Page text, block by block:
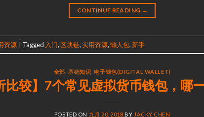
CONTINUE READING →
资源 Tagged 入门,区块链,实用资源,懒人包, 新手
全部 ,基础知识 ,电子钱包(DIGITAL WALLET)
比较】7个常见虚拟货币钱包，哪
POSTED ON 九月 20, 2018 BY JACKY CHEN